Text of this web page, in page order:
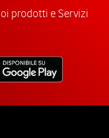
prodotti e Servizi